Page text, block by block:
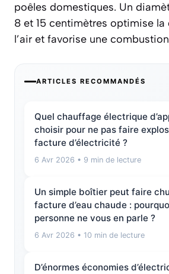
poêles domestiques. Un
8 et 15 centimètres optimise
l’air et favorise une
ARTICLES RECOMMANDÉS
Quel chauffage électrique
choisir pour ne pas faire
facture d’électricité ?
6 Avr 2026 • 9 min de lecture
Un simple boîtier peut faire
facture d’eau chaude :
personne ne vous en parle ?
6 Avr 2026 • 10 min de lecture
D’énormes économies